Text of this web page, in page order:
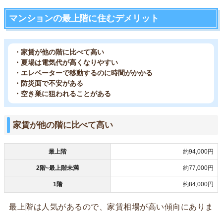
マンションの最上階に住むデメリット
・家賃が他の階に比べて高い
・夏場は電気代が高くなりやすい
・エレベーターで移動するのに時間がかかる
・防災面で不安がある
・空き巣に狙われることがある
家賃が他の階に比べて高い
最上階 約94,000円
2階~最上階未満 約77,000円
1階 約84,000円
最上階は人気があるので、家賃相場が高い傾向にありま